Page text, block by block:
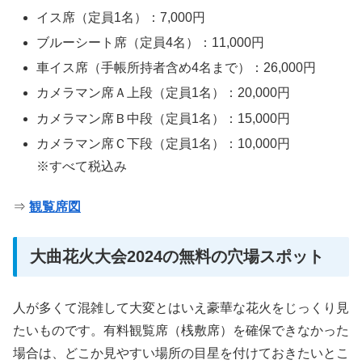
イス席（定員1名）：7,000円
ブルーシート席（定員4名）：11,000円
車イス席（手帳所持者含め4名まで）：26,000円
カメラマン席Ａ上段（定員1名）：20,000円
カメラマン席Ｂ中段（定員1名）：15,000円
カメラマン席Ｃ下段（定員1名）：10,000円
※すべて税込み
⇒ 観覧席図
大曲花火大会2024の無料の穴場スポット
人が多くて混雑して大変とはいえ豪華な花火をじっくり見
たいものです。有料観覧席（桟敷席）を確保できなかった
場合は、どこか見やすい場所の目星を付けておきたいとこ